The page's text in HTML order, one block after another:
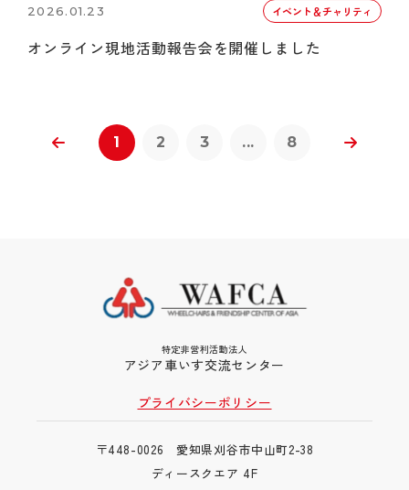
2026.01.23 イベント＆チャリティ
オンライン現地活動報告会を開催しました
1 2 3 ... 8
特定非営利活動法人
アジア車いす交流センター
プライバシーポリシー
〒448-0026 愛知県刈谷市中山町2-38
ディースクエア 4F